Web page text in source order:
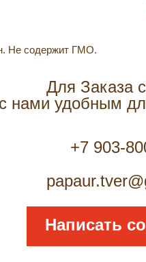
Не содержит ГМО.
Для Заказа
с нами удобным
+7 903-
Написать